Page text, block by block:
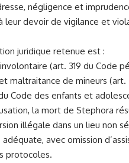
négligence et
leur devoir de vigilance et
juridique retenue est :
(art. 319 du Code
maltraitance de mineurs (art.
Code des enfants et
la mort de Stephora
illégale dans un lieu non
adéquate, avec omission
protocoles.